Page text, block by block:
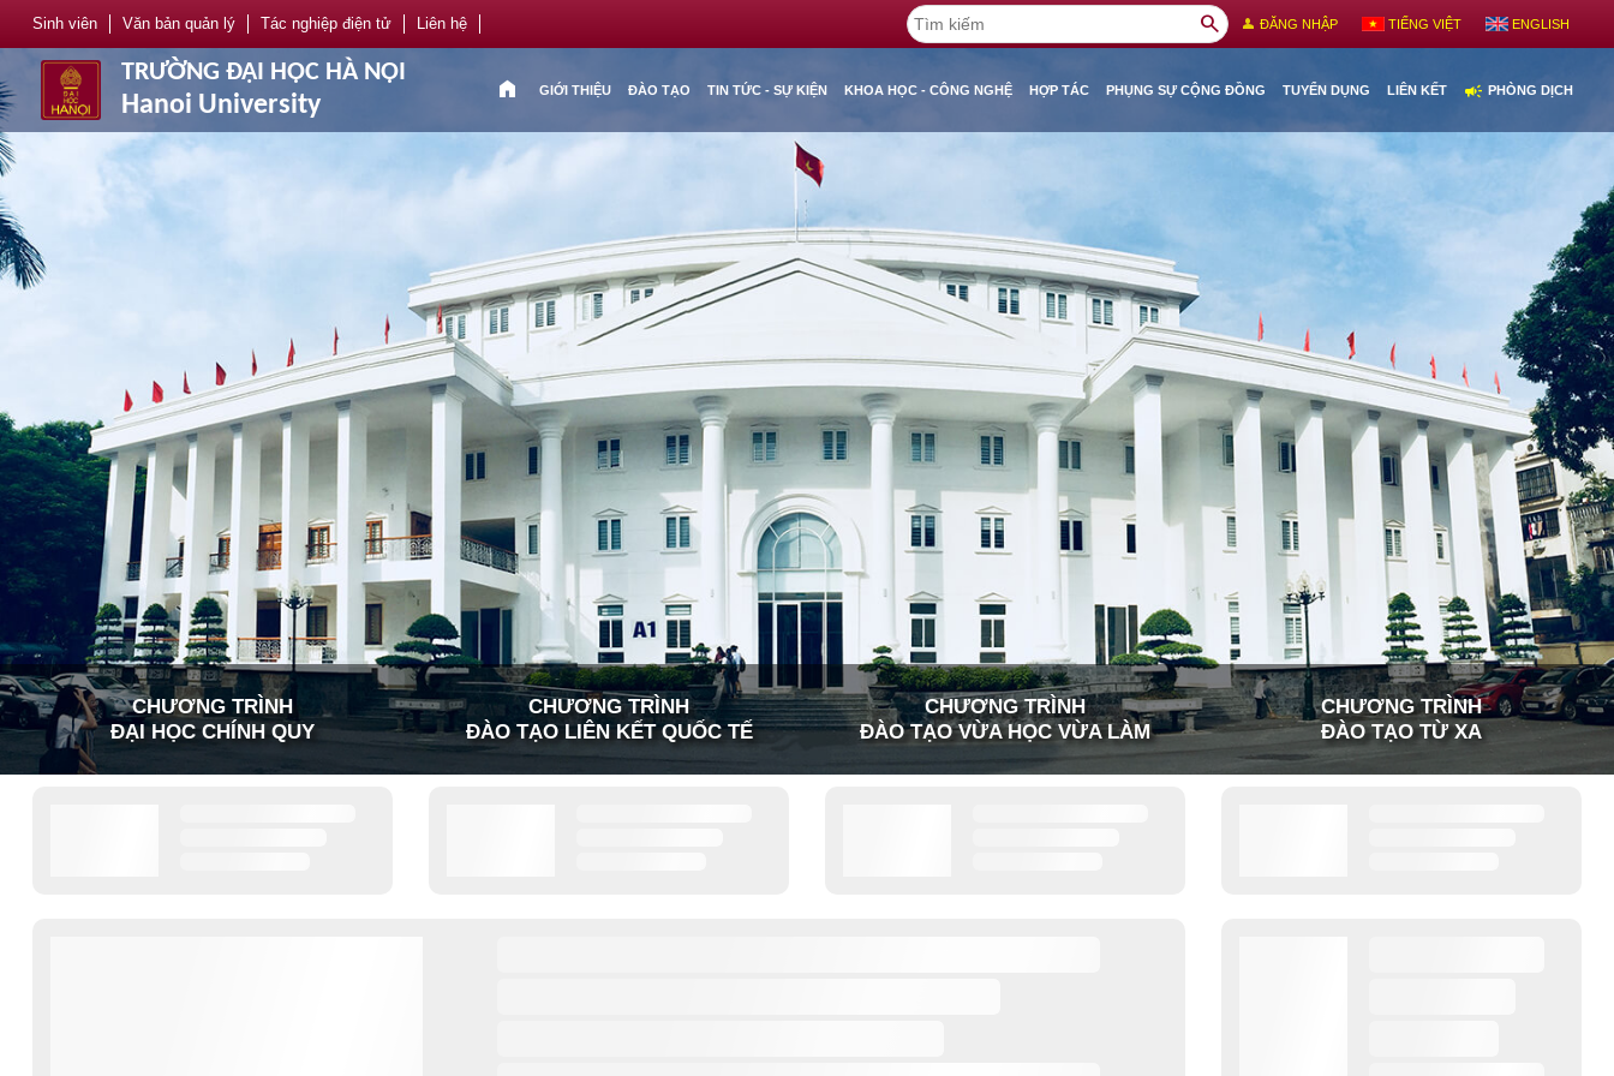
Sinh viên Văn bản quản lý Tác nghiệp điện tử Liên hệ search person ĐĂNG NHẬP TIẾNG VIỆT ENGLISH
TRƯỜNG ĐẠI HỌC HÀ NỘI
Hanoi University
home GIỚI THIỆU ĐÀO TẠO TIN TỨC - SỰ KIỆN KHOA HỌC - CÔNG NGHỆ HỢP TÁC PHỤNG SỰ CỘNG ĐỒNG TUYỂN DỤNG LIÊN KẾT campaign PHÒNG DỊCH
CHƯƠNG TRÌNH
ĐẠI HỌC CHÍNH QUY
CHƯƠNG TRÌNH
ĐÀO TẠO LIÊN KẾT QUỐC TẾ
CHƯƠNG TRÌNH
ĐÀO TẠO VỪA HỌC VỪA LÀM
CHƯƠNG TRÌNH
ĐÀO TẠO TỪ XA